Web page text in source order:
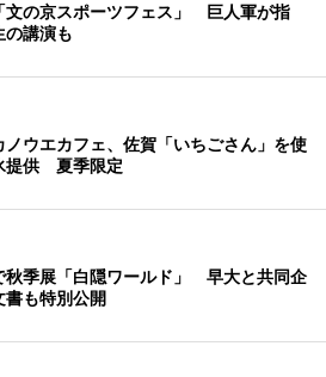
文の京スポーツフェス」 巨人軍が指
の講演も
ノウエカフェ、佐賀「いちごさん」を使
提供 夏季限定
秋季展「白隠ワールド」 早大と共同企
書も特別公開